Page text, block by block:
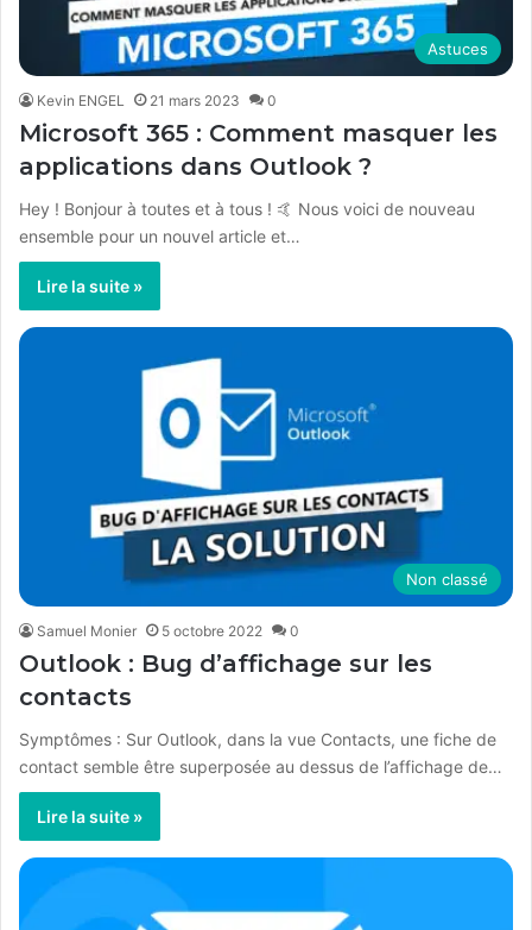
Astuces
Kevin ENGEL 21 mars 2023 0
Microsoft 365 : Comment masquer les
applications dans Outlook ?
Hey ! Bonjour à toutes et à tous ! 🤙 Nous voici de nouveau
ensemble pour un nouvel article et…
Lire la suite »
Non classé
Samuel Monier 5 octobre 2022 0
Outlook : Bug d’affichage sur les
contacts
Symptômes : Sur Outlook, dans la vue Contacts, une fiche de
contact semble être superposée au dessus de l’affichage de…
Lire la suite »